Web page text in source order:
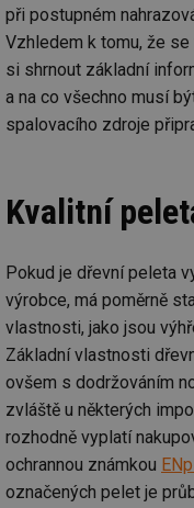
při postupném
Vzhledem k tomu, že
si shrnout základní
a na co všechno musí
spalovacího zdroje
Kvalitní
Pokud je dřevní peleta
výrobce, má poměrně
vlastnosti, jako jsou
Základní vlastnosti
ovšem s dodržováním
zvláště u některých
rozhodně vyplatí
ochrannou známkou
označených pelet je